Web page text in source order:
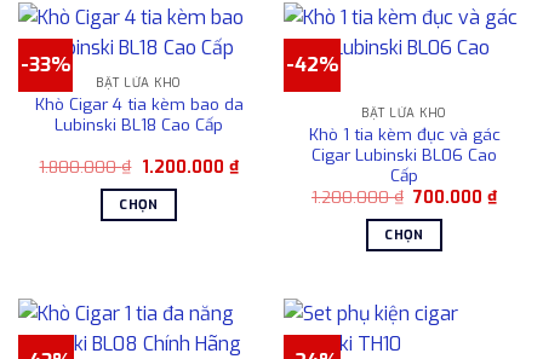
sản
phẩm
sản
phẩm
có
nhiều
thể.
Các
chọn
có
thể
trang
sản
này
có
thể.
Các
tùy
chọn
có
thể
trên
-33%
BẬT LỬA KHÒ
Khò Cigar 4 tia kèm bao da
Lubinski BL18 Cao Cấp
1.800.000₫ Giá
là:
1.800.000 ₫.
1.200.000 ₫Giá
hiện
CHỌN
có
nhiều
-42%
BẬT LỬA KHÒ
Khò 1 tia kèm đục và gác
Cigar Lubinski BL06 Cao
Cấp
1.200.000₫ Giá
là:
1.200.000 ₫.
700.000₫Giá
hiện
CHỌN
này